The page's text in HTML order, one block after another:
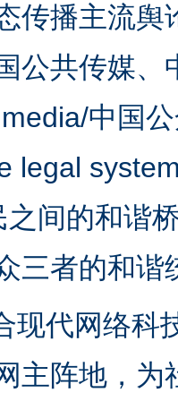
传播主流
公共传媒
中国
legal
间的和谐
三者的和谐
现代网络科
主阵地，